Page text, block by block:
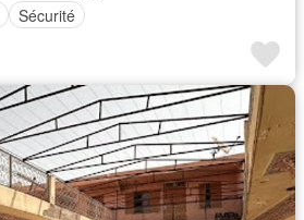
Sécurité